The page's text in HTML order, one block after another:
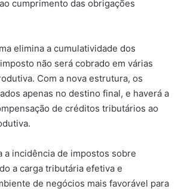
cumprimento das obrigações
elimina a cumulatividade dos
não será cobrado em várias
Com a nova estrutura, os
apenas no destino final, e haverá a
de créditos tributários ao
a incidência de impostos sobre
a carga tributária efetiva e
de negócios mais favorável para